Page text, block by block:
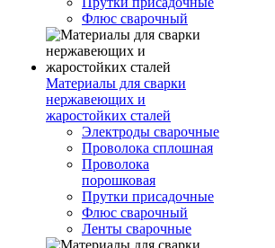
Флюс сварочный
Материалы для сварки
нержавеющих и
жаростойких сталей
Электроды сварочные
Проволока сплошная
Проволока
порошковая
Прутки присадочные
Флюс сварочный
Ленты сварочные